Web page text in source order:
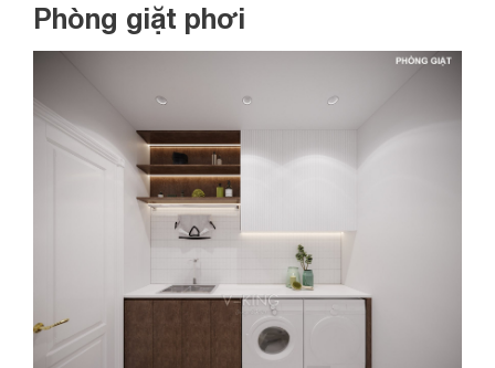
Phòng giặt phơi